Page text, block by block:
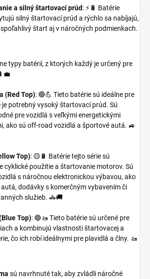
a silný štartovací prúd: ⚡🔋 Batérie
silný štartovací prúd a rýchlo sa nabíjajú,
štart aj v náročných podmienkach.
typy batérií, z ktorých každý je určený pre
(Red Top): 🔴💪 Tieto batérie sú ideálne pre
je potrebný vysoký štartovací prúd. Sú
pre vozidlá s veľkými energetickými
ako sú off-road vozidlá a športové autá. 🚙
Top): 🟡🔋 Batérie tejto série sú
cyklické použitie a štartovanie motorov. Sú
s náročnou elektronickou výbavou, ako
dodávky s komerčným vybavením či
služieb. 🚓🚚
Top): 🔵🚤 Tieto batérie sú určené pre
a kombinujú vlastnosti štartovacej a
čo ich robí ideálnymi pre plavidlá a člny. 🚤
sú navrhnuté tak, aby zvládli náročné